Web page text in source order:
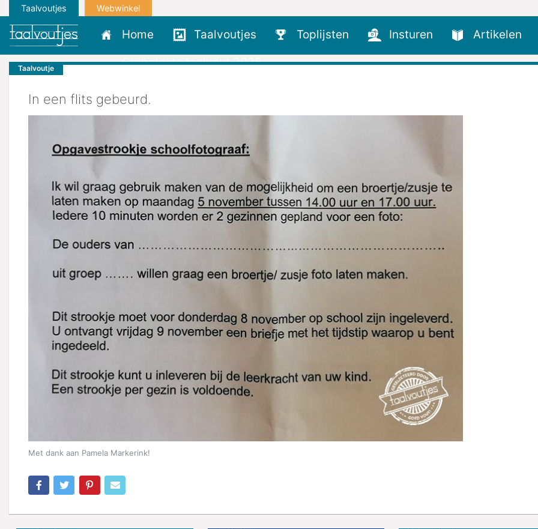
Taalvoutjes Webwinkel
Home Taalvoutjes Toplijsten Insturen Artikelen
Grappigste taalvout 2025
Taalvoutje
In een flits gebeurd.
Met dank aan Pamela Markerink!